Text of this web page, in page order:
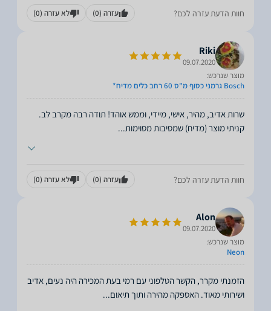
חוות הדעת עזרה לכם? עזרה (0) לא עזרה (0)
Riki
09.07.2020
מוצר שנרכש:
Bosch גרמני כסוף מ"ס 60 רחב כלים מדיח*
שרות אדיב, מהיר, אישי, מיידי, וממש אוהד! תודה רבה מקרב לב.
קניתי מוצר (מדיח) שמסיבות מסוימות...
חוות הדעת עזרה לכם? עזרה (0) לא עזרה (0)
Alon
09.07.2020
מוצר שנרכש:
Neon
הזמנתי מקרר, הקשר הטלפוני עם רמי בעת המכירה היה נעים, אדיב
ושירותי מאוד. האספקה מהירה ותוך תיאום...